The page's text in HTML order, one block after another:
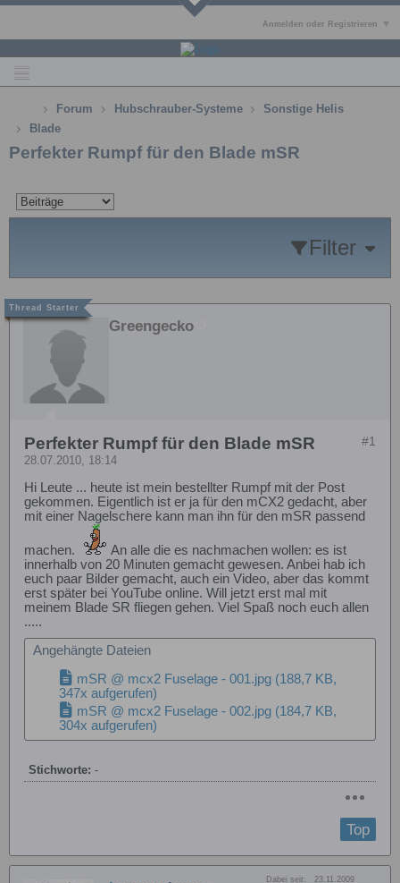
Anmelden oder Registrieren
Forum Hubschrauber-Systeme
Sonstige Helis
Blade
Perfekter Rumpf für den Blade mSR
Filter
Greengecko
#1
Perfekter Rumpf für den Blade mSR
28.07.2010, 18:14
Hi Leute ... heute ist mein bestellter Rumpf mit der Post
gekommen. Eigentlich ist er ja für den mCX2 gedacht, aber
mit einer Nagelschere kann man ihn für den mSR passend
machen.
An alle die es nachmachen wollen: es ist
innerhalb von 20 Minuten gemacht gewesen. Anbei hab ich
euch paar Bilder gemacht, auch ein Video, aber das kommt
erst später bei YouTube online. Will jetzt erst mal mit
meinem Blade SR fliegen gehen. Viel Spaß noch euch allen
.....
Angehängte Dateien
mSR @ mcx2 Fuselage - 001.jpg (188,7 KB,
347x aufgerufen)
mSR @ mcx2 Fuselage - 002.jpg (184,7 KB,
304x aufgerufen)
Stichworte: -
Top
Dabei seit:
23.11.2009